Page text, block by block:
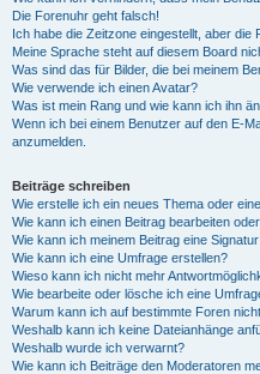
Die Forenuhr geht falsch!
Ich habe die Zeitzone eingestellt, aber die
Meine Sprache steht auf diesem Board
Was sind das für Bilder, die bei meinem
Wie verwende ich einen Avatar?
Was ist mein Rang und wie kann ich ihn
Wenn ich bei einem Benutzer auf den E-
anzumelden.
Beiträge schreiben
Wie erstelle ich ein neues Thema oder
Wie kann ich einen Beitrag bearbeiten
Wie kann ich meinem Beitrag eine
Wie kann ich eine Umfrage erstellen?
Wieso kann ich nicht mehr
Wie bearbeite oder lösche ich eine
Warum kann ich auf bestimmte Foren
Weshalb kann ich keine Dateianhänge
Weshalb wurde ich verwarnt?
Wie kann ich Beiträge den Moderatoren